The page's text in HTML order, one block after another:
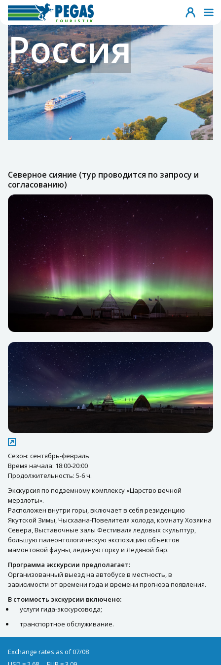
Россия
Северное сияние (тур проводится по запросу и
согласованию)
Сезон: сентябрь-февраль
Время начала: 18:00-20:00
Продолжительность: 5-6 ч.
Экскурсия по подземному комплексу «Царство вечной
мерзлоты».
Расположен внутри горы, включает в себя резиденцию
Якутской Зимы, Чысхаана-Повелителя холода, комнату Хозяина
Севера, Выставочные залы Фестиваля ледовых скульптур,
большую палеонтологическую экспозицию объектов
мамонтовой фауны, ледяную горку и Ледяной бар.
Программа экскурсии предполагает:
Организованный выезд на автобусе в местность, в
зависимости от времени года и времени прогноза появления.
В стоимость экскурсии включено:
услуги гида-экскурсовода;
транспортное обслуживание.
Exchange rates as of 07/08